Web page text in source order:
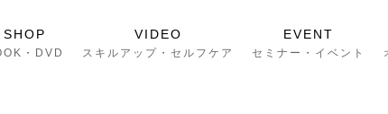
SHOP
・DVD
VIDEO
スキルアップ・セルフケア
EVENT
セミナー・イベント